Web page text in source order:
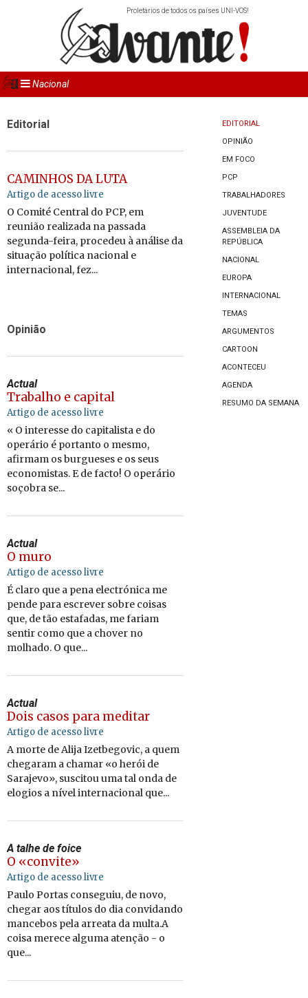
Proletários de todos os países UNI-VOS!
Nacional
Editorial
CAMINHOS DA LUTA
Artigo de acesso livre
O Comité Central do PCP, em
reunião realizada na passada
segunda-feira, procedeu à análise da
situação política nacional e
internacional, fez...
Opinião
Actual
Trabalho e capital
Artigo de acesso livre
« O interesse do capitalista e do
operário é portanto o mesmo,
afirmam os burgueses e os seus
economistas. E de facto! O operário
soçobra se...
Actual
O muro
Artigo de acesso livre
É claro que a pena electrónica me
pende para escrever sobre coisas
que, de tão estafadas, me fariam
sentir como que a chover no
molhado. O que...
Actual
Dois casos para meditar
Artigo de acesso livre
A morte de Alija Izetbegovic, a quem
chegaram a chamar «o herói de
Sarajevo», suscitou uma tal onda de
elogios a nível internacional que...
A talhe de foice
O «convite»
Artigo de acesso livre
Paulo Portas conseguiu, de novo,
chegar aos títulos do dia convidando
mancebos pela arreata da multa.A
coisa merece alguma atenção - o
que...
EDITORIAL
OPINIÃO
EM FOCO
PCP
TRABALHADORES
JUVENTUDE
ASSEMBLEIA DA
REPÚBLICA
NACIONAL
EUROPA
INTERNACIONAL
TEMAS
ARGUMENTOS
CARTOON
ACONTECEU
AGENDA
RESUMO DA SEMANA